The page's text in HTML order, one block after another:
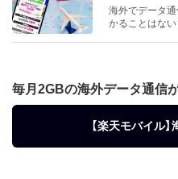
海外でデータ
かることはない
毎月2GBの海外データ通信
【楽天モバイル